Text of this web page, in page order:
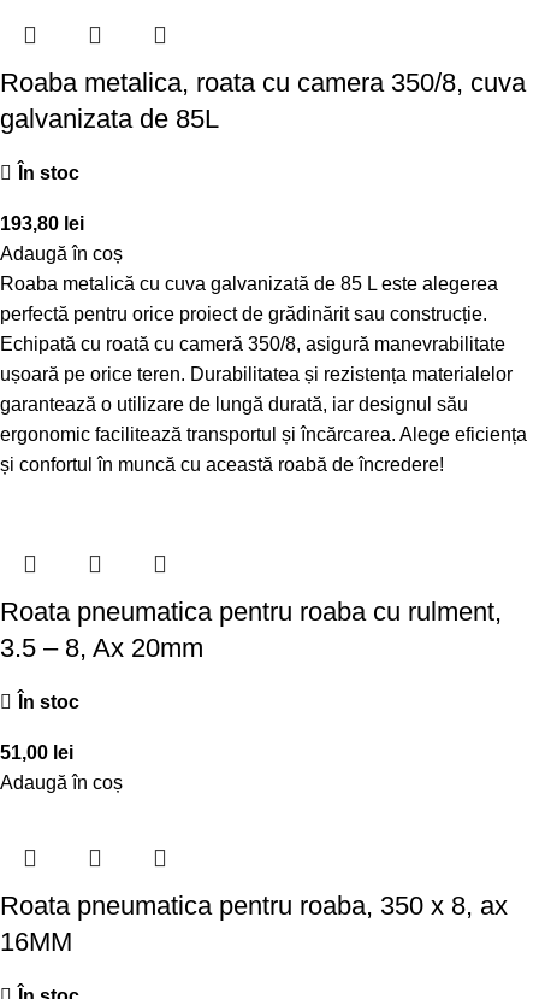
Roaba metalica, roata cu camera 350/8, cuva
galvanizata de 85L
În stoc
193,80 lei
Adaugă în coș
Roaba metalică cu cuva galvanizată de 85 L este alegerea
perfectă pentru orice proiect de grădinărit sau construcție.
Echipată cu roată cu cameră 350/8, asigură manevrabilitate
ușoară pe orice teren. Durabilitatea și rezistența materialelor
garantează o utilizare de lungă durată, iar designul său
ergonomic facilitează transportul și încărcarea. Alege eficiența
și confortul în muncă cu această roabă de încredere!
Roata pneumatica pentru roaba cu rulment,
3.5 – 8, Ax 20mm
În stoc
51,00 lei
Adaugă în coș
Roata pneumatica pentru roaba, 350 x 8, ax
16MM